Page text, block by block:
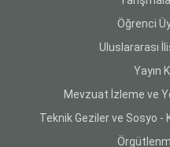
Öğrenci
Uluslararası
Yayın
Mevzuat İzleme ve
Teknik Geziler ve Sosyo -